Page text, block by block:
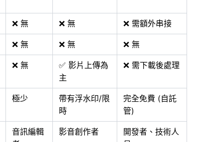
❌ 無 ❌ 無 ❌ 需額外串接
❌ 無 ❌ 無 ❌ 無
❌ 無
✅ 影片上傳為
主
❌ 需下載後處理
極少
帶有浮水印/限
時
完全免費 (自託
管)
音訊編輯
影音創作者
開發者、技術人